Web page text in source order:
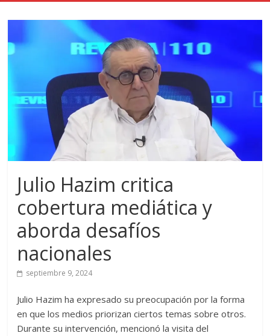
Julio Hazim critica
cobertura mediática y
aborda desafíos
nacionales
septiembre 9, 2024
Julio Hazim ha expresado su preocupación por la forma
en que los medios priorizan ciertos temas sobre otros.
Durante su intervención, mencionó la visita del